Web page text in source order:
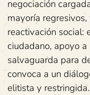
negociación
mayoría
reactivación social:
ciudadano, apoyo
salvaguarda para
convoca a un
elitista y restringida.